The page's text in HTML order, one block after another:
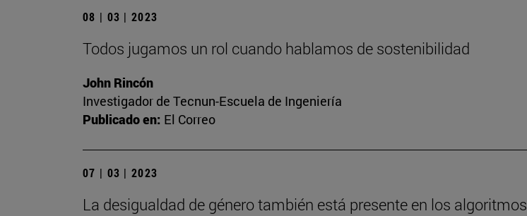
08 | 03 | 2023
Todos jugamos un rol cuando hablamos de sostenibilidad
John Rincón
Investigador de Tecnun-Escuela de Ingeniería
Publicado en: El Correo
07 | 03 | 2023
La desigualdad de género también está presente en los algoritmos